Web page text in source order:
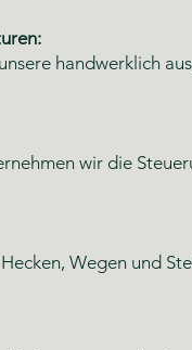
handwerklich
wir die
Wegen und